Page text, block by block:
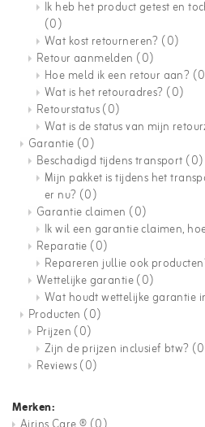
Ik heb het product getest en
(0)
Wat kost retourneren? (0)
Retour aanmelden (0)
Hoe meld ik een retour aan?
Wat is het retouradres? (0)
Retourstatus(0)
Wat is de status van mijn
Garantie (0)
Beschadigd tijdens transport (0)
Mijn pakket is tijdens het
er nu? (0)
Garantie claimen (0)
Ik wil een garantie claimen,
Reparatie (0)
Repareren jullie ook
Wettelijke garantie(0)
Wat houdt wettelijke garantie
Producten (0)
Prijzen (0)
Zijn de prijzen inclusief btw?
Reviews(0)
Merken: